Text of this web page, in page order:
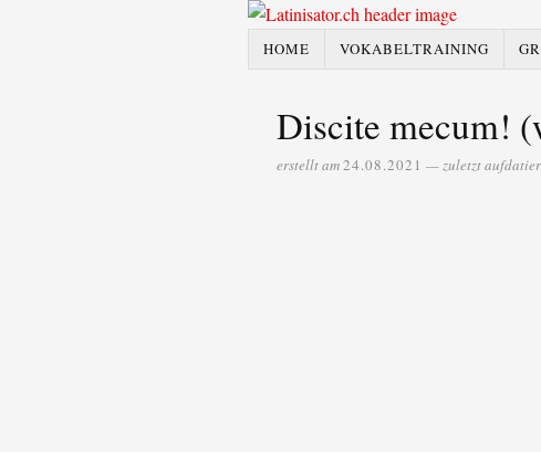
HOME VOKABELTRAINING
Discite mecum!
erstellt am24.08.2021 — zuletzt